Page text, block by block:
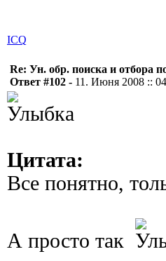
ICQ
Re: Ун. обр. поиска и отбора
Ответ #102 - 11. Июня 2008 ::
Цитата:
Все понятно,
А просто так